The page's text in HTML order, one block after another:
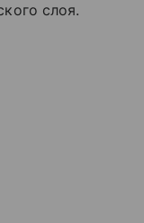
слоя.